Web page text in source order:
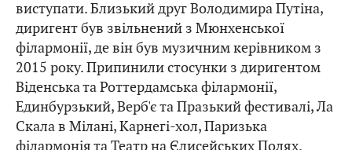
виступати. Близький друг Володимира Путіна,
диригент був звільнений з Мюнхенської
філармонії, де він був музичним керівником з
2015 року. Припинили стосунки з диригентом
Віденська та Роттердамська філармонії,
Единбурзький, Верб'є та Празький фестивалі, Ла
Скала в Мілані, Карнегі-хол, Паризька
філармонія та Театр на Єлисейських Полях.